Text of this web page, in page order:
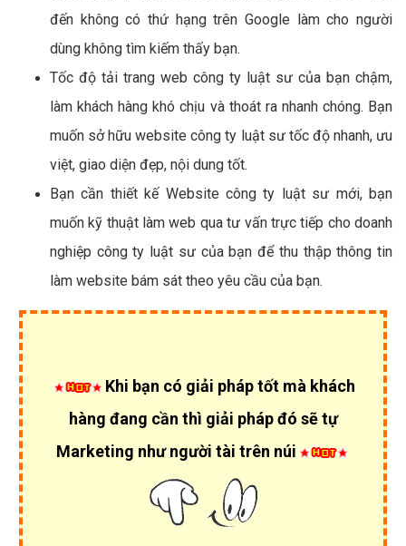
đến không có thứ hạng trên Google làm cho người
dùng không tìm kiếm thấy bạn.
Tốc độ tải trang web công ty luật sư của bạn chậm,
làm khách hàng khó chịu và thoát ra nhanh chóng. Bạn
muốn sở hữu website công ty luật sư tốc độ nhanh, ưu
việt, giao diện đẹp, nội dung tốt.
Bạn cần thiết kế Website công ty luật sư mới, bạn
muốn kỹ thuật làm web qua tư vấn trực tiếp cho doanh
nghiệp công ty luật sư của bạn để thu thập thông tin
làm website bám sát theo yêu cầu của bạn.
Khi bạn có giải pháp tốt mà khách
hàng đang cần thì giải pháp đó sẽ tự
Marketing như người tài trên núi